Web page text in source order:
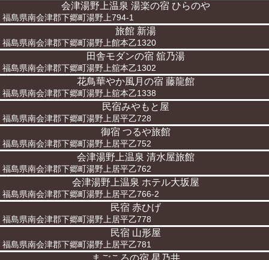
会津湯野上温泉 湯楽の宿 ひらのや
福島県南会津郡下郷町湯野上794-1
旅館 新湯
福島県南会津郡下郷町湯野上館本乙1320
田舎モダンの宿 舘乃湯
福島県南会津郡下郷町湯野上舘本乙1302
花鳥華やか風月の宿 藤龍館
福島県南会津郡下郷町湯野上舘本乙1338
民宿みやもと屋
福島県南会津郡下郷町湯野上居平乙728
御宿 つるや旅館
福島県南会津郡下郷町湯野上居平乙752
会津湯野上温泉 清水屋旅館
福島県南会津郡下郷町湯野上居平乙762
会津湯野上温泉 ホテル大坂屋
福島県南会津郡下郷町湯野上居平乙766-2
民宿 赤ひげ
福島県南会津郡下郷町湯野上居平乙778
民宿 山形屋
福島県南会津郡下郷町湯野上居平乙781